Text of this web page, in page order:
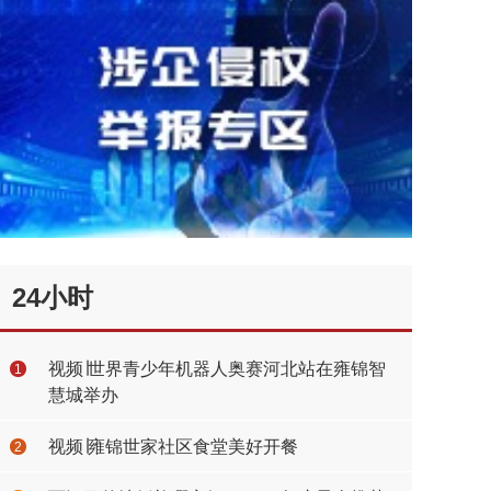
24小时
1
视频∣世界青少年机器人奥赛河北站在雍锦智
慧城举办
2 视频∣雍锦世家社区食堂美好开餐